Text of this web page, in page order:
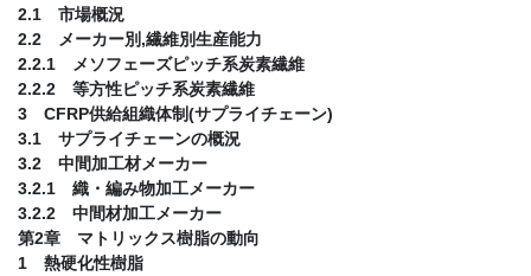
2.1 市場概況
2.2 メーカー別,繊維別生産能力
2.2.1 メソフェーズピッチ系炭素繊維
2.2.2 等方性ピッチ系炭素繊維
3 CFRP供給組織体制(サプライチェーン)
3.1 サプライチェーンの概況
3.2 中間加工材メーカー
3.2.1 織・編み物加工メーカー
3.2.2 中間材加工メーカー
第2章 マトリックス樹脂の動向
1 熱硬化性樹脂